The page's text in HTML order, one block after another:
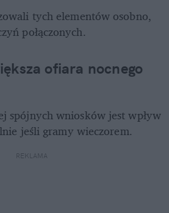
tych elementów osobno,
połączonych.
ofiara nocnego
spójnych wniosków jest wpływ
jeśli gramy wieczorem.
REKLAMA